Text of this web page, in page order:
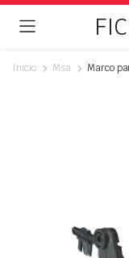
Inicio Msa Marco